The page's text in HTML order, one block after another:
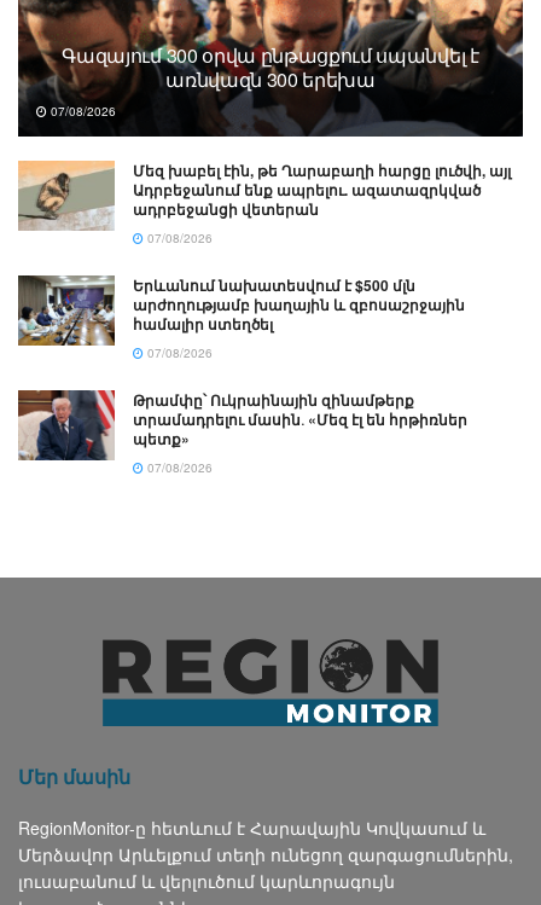
Գազայում 300 օրվա ընթացքում սպանվել է
առնվազն 300 երեխա
07/08/2026
Մեզ խաբել էին, թե Ղարաբաղի հարցը լուծվի, այլ
Ադրբեջանում ենք ապրելու. ազատազրկված
ադրբեջանցի վետերան
07/08/2026
Երևանում նախատեսվում է $500 մլն
արժողությամբ խաղային և զբոսաշրջային
համալիր ստեղծել
07/08/2026
Թրամփը՝ Ուկրաինային զինամթերք
տրամադրելու մասին․ «Մեզ էլ են հրթիռներ
պետք»
07/08/2026
Մեր մասին
RegionMonitor-ը հետևում է Հարավային Կովկասում և
Մերձավոր Արևելքում տեղի ունեցող զարգացումներին,
լուսաբանում և վերլուծում կարևորագույն